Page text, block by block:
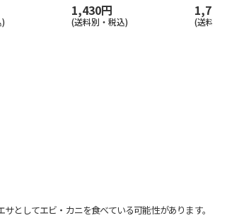
1,430円
(送料別・税込)
1,760円
(送料別・税
としてエビ・カニを食べている可能性があります。